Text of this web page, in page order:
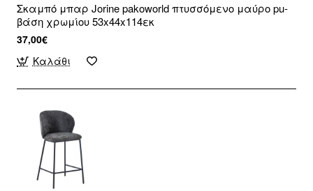
Σκαμπό μπαρ Jorine pakoworld πτυσσόμενο μαύρο pu-
βάση χρωμίου 53x44x114εκ
37,00€
Καλάθι